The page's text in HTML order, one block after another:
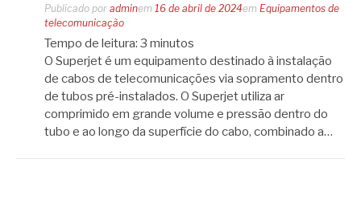
Publicado por adminem 16 de abril de 2024em Equipamentos de
telecomunicação
Tempo de leitura: 3 minutos
O Superjet é um equipamento destinado à instalação
de cabos de telecomunicações via sopramento dentro
de tubos pré-instalados. O Superjet utiliza ar
comprimido em grande volume e pressão dentro do
tubo e ao longo da superfície do cabo, combinado a…